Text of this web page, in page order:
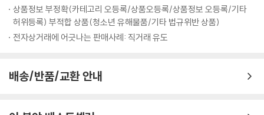
상품정보 부정확(카테고리 오등록/상품오등록/상품정보 오등록/기타
허위등록) 부적합 상품(청소년 유해물품/기타 법규위반 상품)
전자상거래에 어긋나는 판매사례: 직거래 유도
배송/반품/교환 안내